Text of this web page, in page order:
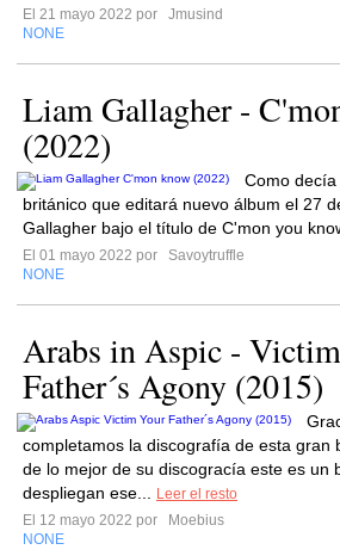
El 21 mayo 2022 por
Jmusind
NONE
Liam Gallagher -
(2022)
Como
británico que editará nuevo álbum el 27
Gallagher bajo el título de C'mon you
El 01 mayo 2022 por
Savoytruffle
NONE
Arabs in Aspic -
Father´s Agony (2015)
completamos la discografía de esta gran
de lo mejor de su discogracía este es un
despliegan ese...
Leer el resto
El 12 mayo 2022 por
Moebius
NONE